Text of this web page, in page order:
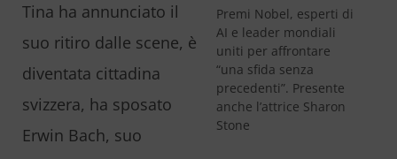
Tina ha annunciato il
suo ritiro dalle scene, è
diventata cittadina
svizzera, ha sposato
Erwin Bach, suo
Premi Nobel, esperti di
AI e leader mondiali
uniti per affrontare
“una sfida senza
precedenti”. Presente
anche l’attrice Sharon
Stone